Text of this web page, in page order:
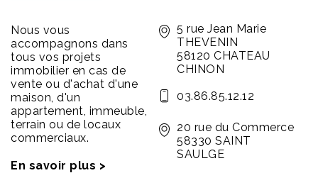
Nous vous
accompagnons dans
tous vos projets
immobilier en cas de
vente ou d'achat d'une
maison, d'un
appartement, immeuble,
terrain ou de locaux
commerciaux.
En savoir plus >
5 rue Jean Marie
THEVENIN
58120 CHATEAU
CHINON
03.86.85.12.12
20 rue du Commerce
58330 SAINT
SAULGE